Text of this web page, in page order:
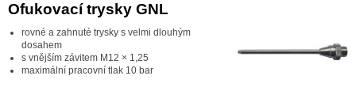
Ofukovací trysky GNL
rovné a zahnuté trysky s velmi dlouhým
dosahem
s vnějším závitem M12 × 1,25
maximální pracovní tlak 10 bar